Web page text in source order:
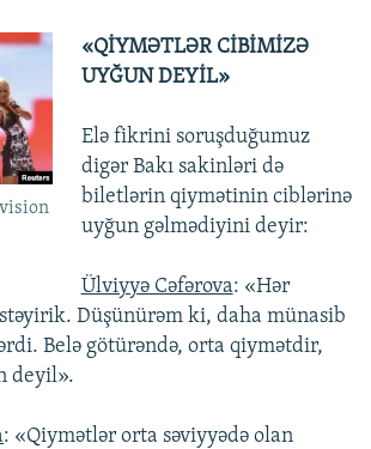
«QİYMƏTLƏR CİBİMİZƏ
UYĞUN DEYİL»
Elə fikrini soruşduğumuz
digər Bakı sakinləri də
biletlərin qiymətinin ciblərinə
uyğun gəlmədiyini deyir:
Ülviyyə Cəfərova: «Hər
Düşünürəm ki, daha münasib
Belə götürəndə, orta qiymətdir,
deyil».
: «Qiymətlər orta səviyyədə olan